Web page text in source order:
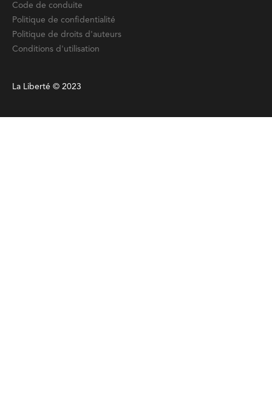
Code de conduite
Politique de confidentialité
Politique de droits d'auteurs
Conditions d'utilisation
La Liberté © 2023